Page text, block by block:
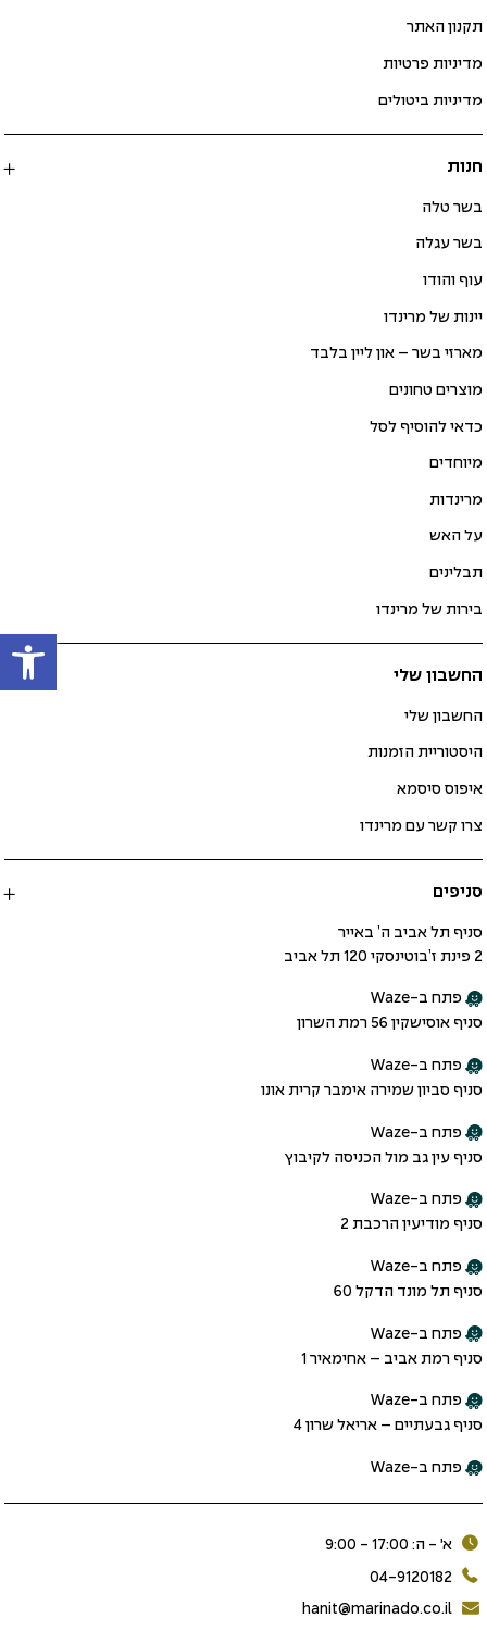
תקנון האתר
מדיניות פרטיות
מדיניות ביטולים
חנות
בשר טלה
בשר עגלה
עוף והודו
יינות של מרינדו
מארזי בשר – און ליין בלבד
מוצרים טחונים
כדאי להוסיף לסל
מיוחדים
מרינדות
על האש
תבלינים
בירות של מרינדו
החשבון שלי
החשבון שלי
היסטוריית הזמנות
איפוס סיסמא
צרו קשר עם מרינדו
סניפים
סניף תל אביב ה’ באייר
2 פינת ז’בוטינסקי 120 תל אביב
פתח ב-Waze
סניף אוסישקין 56 רמת השרון
פתח ב-Waze
סניף סביון שמירה אימבר קרית אונו
פתח ב-Waze
סניף עין גב מול הכניסה לקיבוץ
פתח ב-Waze
סניף מודיעין הרכבת 2
פתח ב-Waze
סניף תל מונד הדקל 60
פתח ב-Waze
סניף רמת אביב – אחימאיר 1
פתח ב-Waze
סניף גבעתיים – אריאל שרון 4
פתח ב-Waze
א׳ - ה: 17:00 - 9:00
04-9120182
hanit@marinado.co.il